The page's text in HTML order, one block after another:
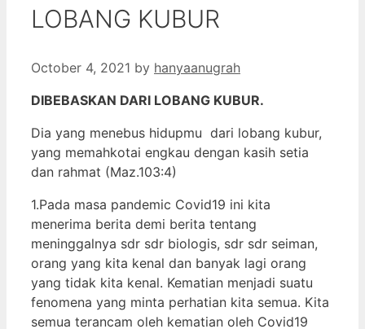
LOBANG KUBUR
October 4, 2021 by hanyaanugrah
DIBEBASKAN DARI LOBANG KUBUR.
Dia yang menebus hidupmu dari lobang kubur,
yang memahkotai engkau dengan kasih setia
dan rahmat (Maz.103:4)
1.Pada masa pandemic Covid19 ini kita
menerima berita demi berita tentang
meninggalnya sdr sdr biologis, sdr sdr seiman,
orang yang kita kenal dan banyak lagi orang
yang tidak kita kenal. Kematian menjadi suatu
fenomena yang minta perhatian kita semua. Kita
semua terancam oleh kematian oleh Covid19